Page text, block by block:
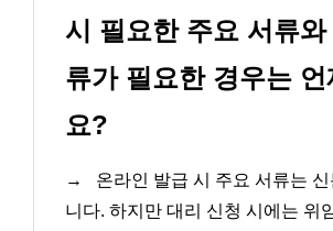
시 필요한 주요 서류와
류가 필요한 경우는
요?
→
온라인 발급 시 주요 서류는
니다. 하지만 대리 신청 시에는 위